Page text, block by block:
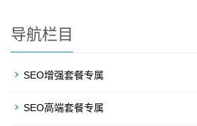
导航栏目
SEO增强套餐专属
SEO高端套餐专属